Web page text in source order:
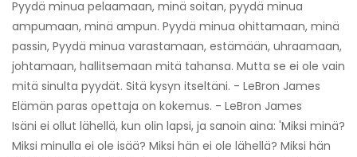
Pyydä minua pelaamaan, minä soitan, pyydä minua
ampumaan, minä ampun. Pyydä minua ohittamaan, minä
passin, Pyydä minua varastamaan, estämään, uhraamaan,
johtamaan, hallitsemaan mitä tahansa. Mutta se ei ole vain
mitä sinulta pyydät. Sitä kysyn itseltäni. - LeBron James
Elämän paras opettaja on kokemus. - LeBron James
Isäni ei ollut lähellä, kun olin lapsi, ja sanoin aina: 'Miksi minä?
Miksi minulla ei ole isää? Miksi hän ei ole lähellä? Miksi hän